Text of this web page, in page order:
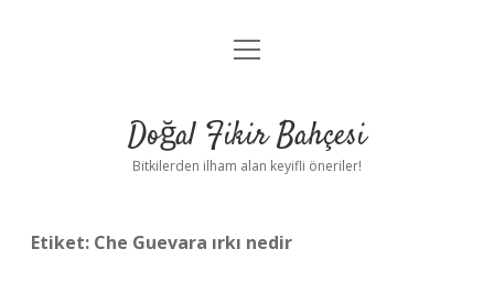
Anasayfa
Yasal Uyarı
menüyü
Doğal Fikir Bahçesi
Bitkilerden ilham alan keyifli öneriler!
Etiket: Che Guevara ırkı nedir